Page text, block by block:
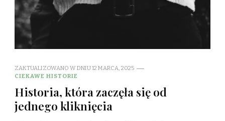
ZAKTUALIZOWANO W DNIU12 MARCA, 2025
CIEKAWE HISTORIE
Historia, która zaczęła się od
jednego kliknięcia